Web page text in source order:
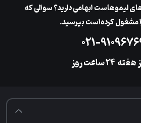
لیمو‌هاست ابهامی دارید؟ سوالی که
مشغول کرده‌است بپرسید.
۹۱۰۹۶۷۶۹
‌۲۴ ساعت روز